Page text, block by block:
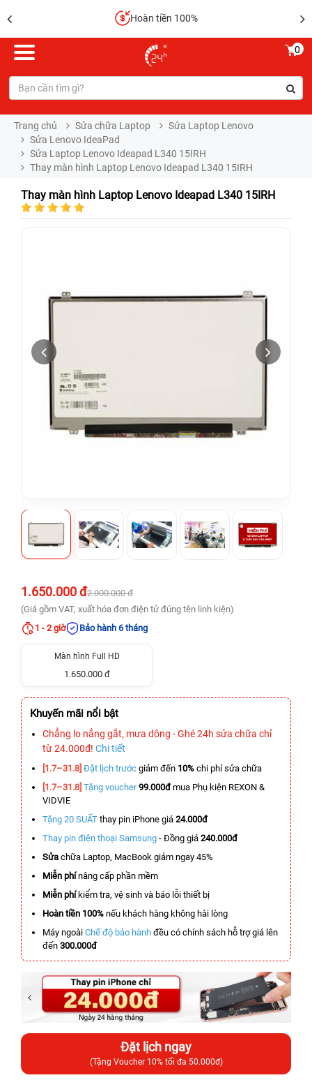
Hoàn tiền 100%
0
Trang chủ Sửa chữa Laptop
Sửa Laptop Lenovo
Sửa Lenovo IdeaPad
Sửa Laptop Lenovo Ideapad L340 15IRH
Thay màn hình Laptop Lenovo Ideapad L340 15IRH
Thay màn hình Laptop Lenovo Ideapad L340 15IRH
1.650.000 đ2.000.000 đ
(Giá gồm VAT, xuất hóa đơn điện tử đúng tên linh kiện)
1 - 2 giờ
Bảo hành 6 tháng
Màn hình Full HD
1.650.000 đ
Khuyến mãi nổi bật
Chẳng lo nắng gắt, mưa dông - Ghé 24h sửa chữa chỉ
từ 24.000đ! Chi tiết
[1.7–31.8] Đặt lịch trước giảm đến 10% chi phí sửa chữa
[1.7–31.8] Tặng voucher 99.000đmua Phụ kiện REXON &
VIDVIE
Tặng 20 SUẤT thay pin iPhone giá 24.000đ
Thay pin điện thoại Samsung - Đồng giá 240.000đ
Sửa chữa Laptop, MacBook giảm ngay 45%
Miễn phínâng cấp phần mềm
Miễn phíkiểm tra, vệ sinh và báo lỗi thiết bị
Hoàn tiền 100% nếu khách hàng không hài lòng
Máy ngoài Chế độ bảo hành đều có chính sách hỗ trợ giá lên
đến 300.000đ
Đặt lịch ngay
(Tặng Voucher 10% tối đa 50.000đ)